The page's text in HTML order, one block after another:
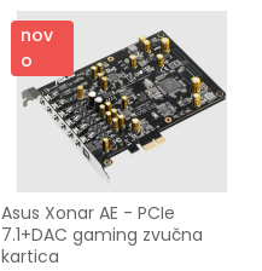
nov
o
Asus Xonar AE - PCIe
7.1+DAC gaming zvučna
kartica